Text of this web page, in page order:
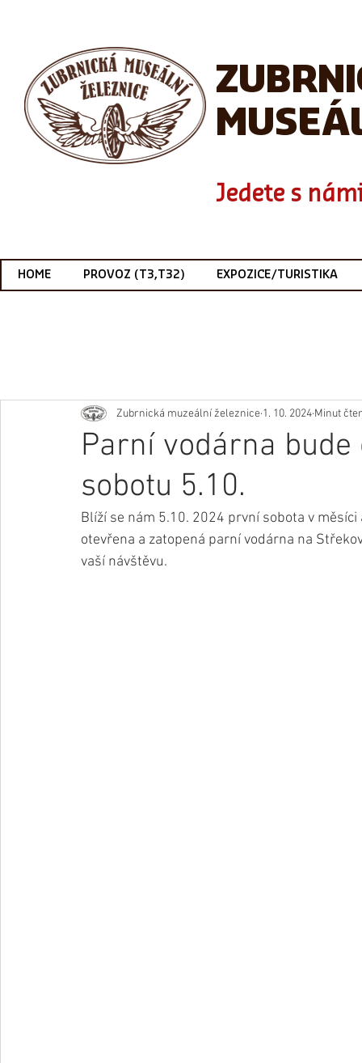
Jedete s
HOME PROVOZ (T3,T32) EXPOZICE/TURISTIKA
Parní vodárna
sobotu 5.10.
Zubrnická muzeální železnice 1. 10. 2024 Minut
Blíží se nám 5.10. 2024 první sobota v
otevřena a zatopená parní vodárna na
vaší návštěvu.